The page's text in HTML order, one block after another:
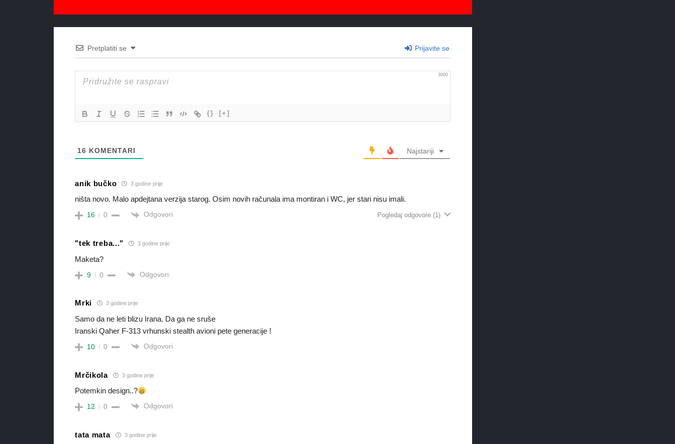
Pretplatiti se Prijavite se
3000
{} [+]
16 KOMENTARI Najstariji
anik bučko 3 godine prije
ništa novo. Malo apdejtana verzija starog. Osim novih računala ima montiran i WC, jer stari nisu imali.
16 0 Odgovori Pogledaj odgovore (1)
"tek treba..." 3 godine prije
Maketa?
9 0 Odgovori
Mrki 3 godine prije
Samo da ne leti blizu Irana. Da ga ne sruše
Iranski Qaher F-313 vrhunski stealth avioni pete generacije !
10 0 Odgovori
Mrčikola 3 godine prije
Potemkin design..?
12 0 Odgovori
tata mata 3 godine prije